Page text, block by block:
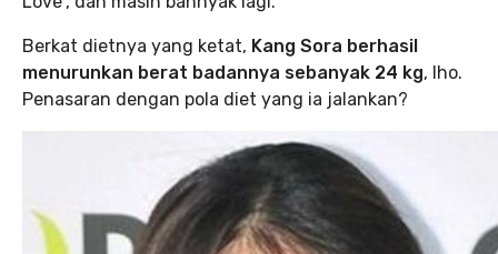
Berkat dietnya yang ketat, Kang Sora berhasil
menurunkan berat badannya sebanyak 24 kg, lho.
Penasaran dengan pola diet yang ia jalankan?